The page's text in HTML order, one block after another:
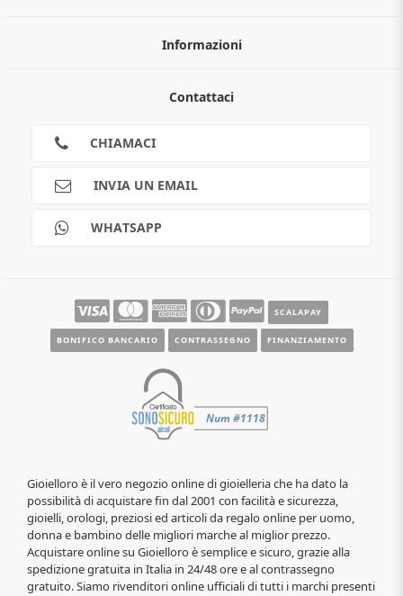
Informazioni
Guida all'acquisto
Scalapay
Contattaci
CHIAMACI
INVIA UN EMAIL
WHATSAPP
SCALAPAY
BONIFICO BANCARIO CONTRASSEGNO FINANZIAMENTO
Gioielloro è il vero negozio online di gioielleria che ha dato la
possibilità di acquistare fin dal 2001 con facilità e sicurezza,
gioielli, orologi, preziosi ed articoli da regalo online per uomo,
donna e bambino delle migliori marche al miglior prezzo.
Acquistare online su Gioielloro è semplice e sicuro, grazie alla
spedizione gratuita in Italia in 24/48 ore e al contrassegno
gratuito. Siamo rivenditori online ufficiali di tutti i marchi presenti